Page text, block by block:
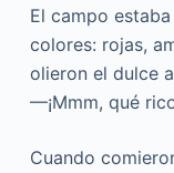
El campo
colores: rojas,
olieron el dulce
—¡Mmm, qué
Cuando